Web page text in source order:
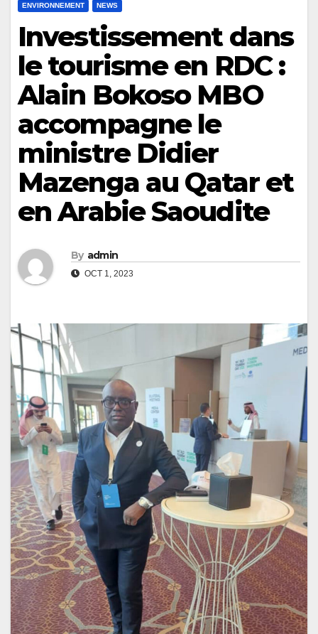
ENVIRONNEMENT NEWS
Investissement dans
le tourisme en RDC :
Alain Bokoso MBO
accompagne le
ministre Didier
Mazenga au Qatar et
en Arabie Saoudite
By admin
OCT 1, 2023